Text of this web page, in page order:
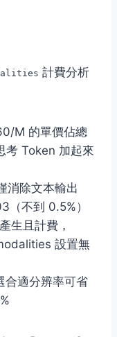
計費分析
M 的單價佔總
考 Token 加起來
消除文本輸出
不到 0.5%）
生且計費，
設置無
合適分辨率可省